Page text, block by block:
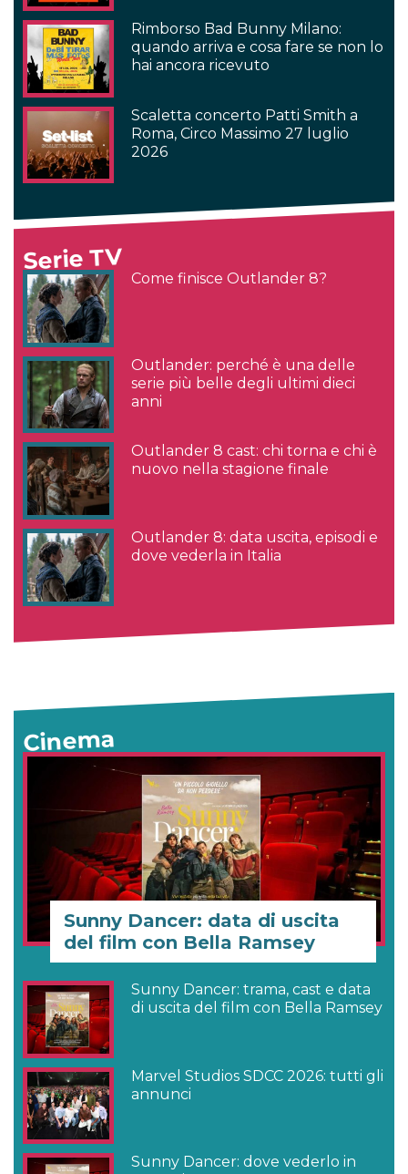
Rimborso Bad Bunny Milano:
quando arriva e cosa fare se non lo
hai ancora ricevuto
Scaletta concerto Patti Smith a
Roma, Circo Massimo 27 luglio
2026
Serie TV
Come finisce Outlander 8?
Outlander: perché è una delle
serie più belle degli ultimi dieci
anni
Outlander 8 cast: chi torna e chi è
nuovo nella stagione finale
Outlander 8: data uscita, episodi e
dove vederla in Italia
Cinema
Sunny Dancer: data di uscita
del film con Bella Ramsey
Sunny Dancer: trama, cast e data
di uscita del film con Bella Ramsey
Marvel Studios SDCC 2026: tutti gli
annunci
Sunny Dancer: dove vederlo in